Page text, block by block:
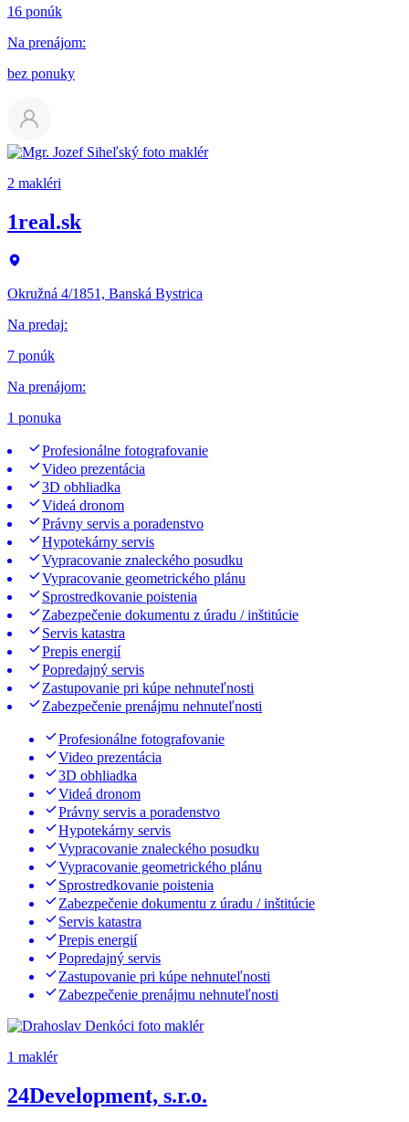
16 ponúk
Na prenájom:
bez ponuky
2 makléri
1real.sk
Okružná 4/1851, Banská Bystrica
Na predaj:
7 ponúk
Na prenájom:
1 ponuka
Profesionálne fotografovanie
Video prezentácia
3D obhliadka
Videá dronom
Právny servis a poradenstvo
Hypotekárny servis
Vypracovanie znaleckého posudku
Vypracovanie geometrického plánu
Sprostredkovanie poistenia
Zabezpečenie dokumentu z úradu / inštitúcie
Servis katastra
Prepis energií
Popredajný servis
Zastupovanie pri kúpe nehnuteľnosti
Zabezpečenie prenájmu nehnuteľnosti
Profesionálne fotografovanie
Video prezentácia
3D obhliadka
Videá dronom
Právny servis a poradenstvo
Hypotekárny servis
Vypracovanie znaleckého posudku
Vypracovanie geometrického plánu
Sprostredkovanie poistenia
Zabezpečenie dokumentu z úradu / inštitúcie
Servis katastra
Prepis energií
Popredajný servis
Zastupovanie pri kúpe nehnuteľnosti
Zabezpečenie prenájmu nehnuteľnosti
1 maklér
24Development, s.r.o.